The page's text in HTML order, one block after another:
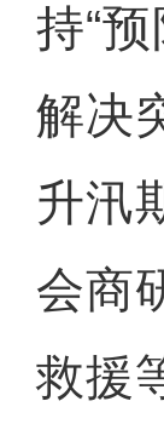
持“
解决
升汛
会商
救援